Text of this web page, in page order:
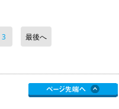
3 最後へ